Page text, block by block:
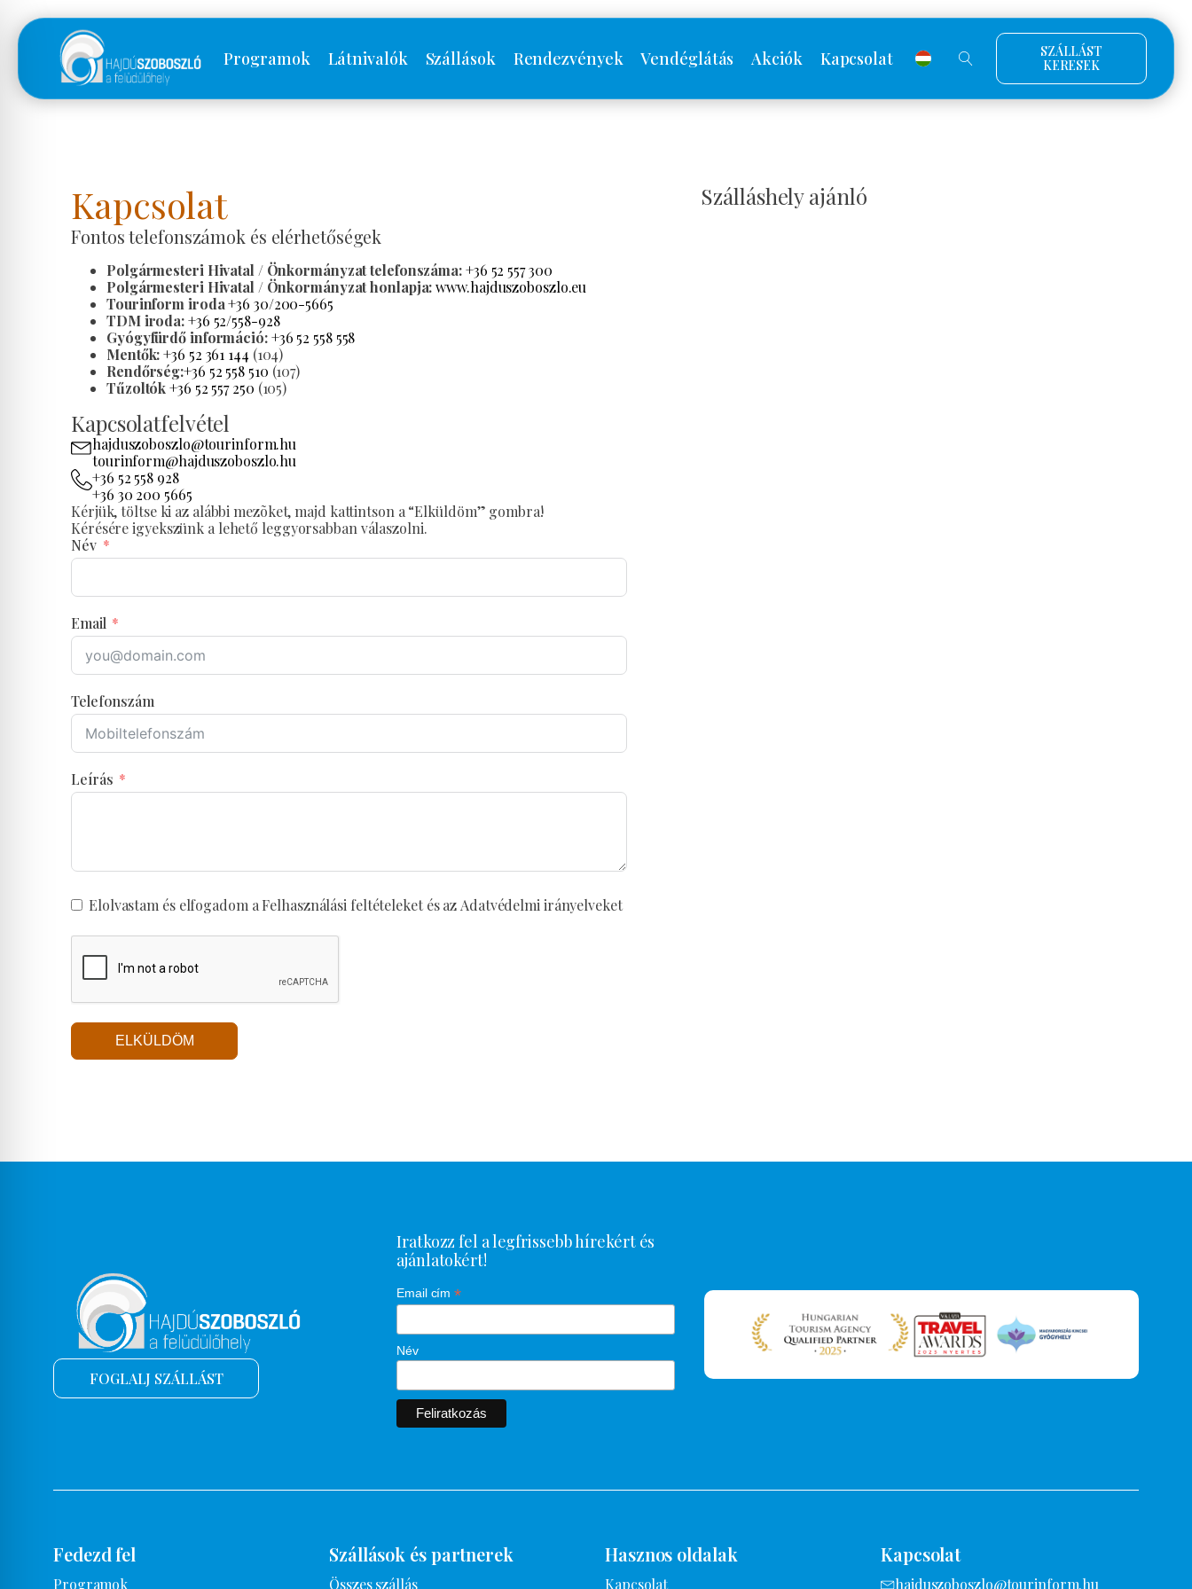
Programok Látnivalók Szállások Rendezvények Vendéglátás Akciók Kapcsolat
SZÁLLÁST
KERESEK
Kapcsolat
Fontos telefonszámok és elérhetőségek
Polgármesteri Hivatal / Önkormányzat telefonszáma:+36 52 557 300
Polgármesteri Hivatal / Önkormányzat honlapja: www.hajduszoboszlo.eu
Tourinform iroda +36 30/200-5665
TDM iroda:+36 52/558-928
Gyógyfürdő információ:+36 52 558 558
Mentők: +36 52 361 144 (104)
Rendőrség:+36 52 558 510 (107)
Tűzoltók+36 52 557 250 (105)
Kapcsolatfelvétel
hajduszoboszlo@tourinform.hu
tourinform@hajduszoboszlo.hu
+36 52 558 928
+36 30 200 5665
Kérjük, töltse ki az alábbi mezõket, majd kattintson a “Elküldöm” gombra!
Kérésére igyekszünk a lehető leggyorsabban válaszolni.
Név
Email
Telefonszám
Leírás
Elolvastam és elfogadom a Felhasználási feltételeket és az Adatvédelmi irányelveket
ELKÜLDÖM
Szálláshely ajánló
FOGLALJ SZÁLLÁST
Iratkozz fel a legfrissebb hírekért és
ajánlatokért!
Email cím*
Név
Fedezd fel
Programok
Szállások és partnerek
Összes szállás
Hasznos oldalak
Kapcsolat
Kapcsolat
hajduszoboszlo@tourinform.hu